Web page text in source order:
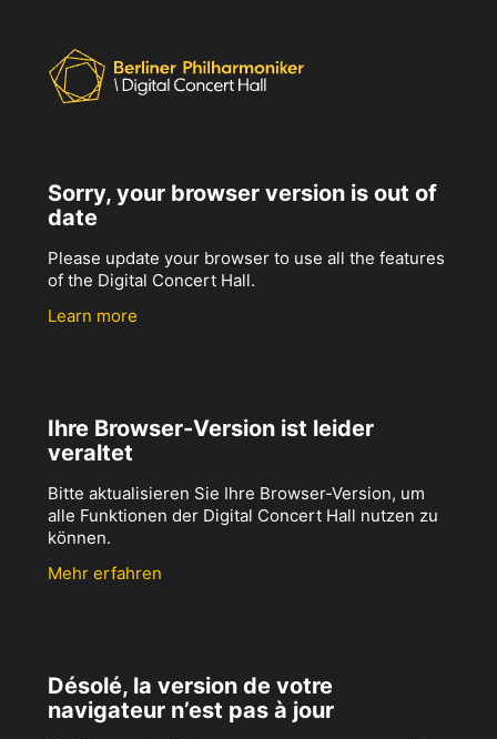
Sorry, your browser version is out of
date
Please update your browser to use all the features
of the Digital Concert Hall.
Learn more
Ihre Browser-Version ist leider
veraltet
Bitte aktualisieren Sie Ihre Browser-Version, um
alle Funktionen der Digital Concert Hall nutzen zu
können.
Mehr erfahren
Désolé, la version de votre
navigateur n’est pas à jour